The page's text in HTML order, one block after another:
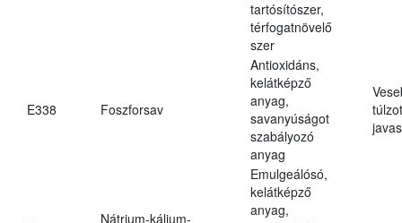
tartósítószer,
térfogatnövelő
szer
E338 Foszforsav
Antioxidáns,
kelátképző
anyag,
savanyúságot
szabályozó
anyag
Nátrium-kálium-
Emulgeálósó,
kelátképző
anyag,